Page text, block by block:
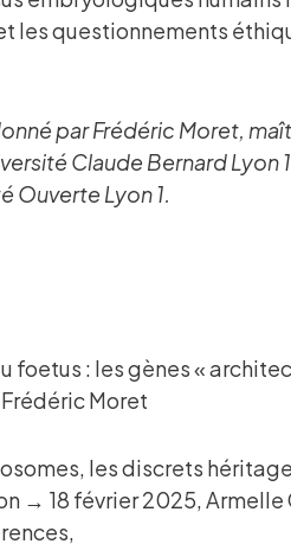
les questionnements
par Frédéric Moret,
Claude Bernard Lyon
Ouverte Lyon 1.
foetus : les gènes «
Moret
les discrets
→ 18 février 2025, Armelle